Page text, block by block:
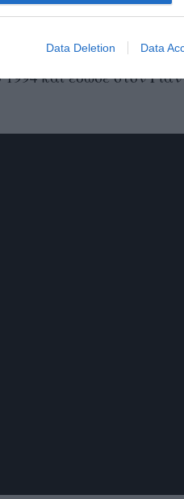
Data Deletion Data
και έδωσε στον